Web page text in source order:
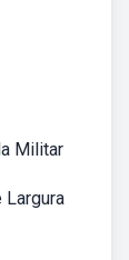
Militar
Largura